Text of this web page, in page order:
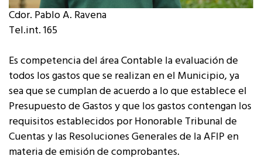
Cdor. Pablo A. Ravena
Tel.int. 165
Es competencia del área Contable la evaluación de
todos los gastos que se realizan en el Municipio, ya
sea que se cumplan de acuerdo a lo que establece el
Presupuesto de Gastos y que los gastos contengan los
requisitos establecidos por Honorable Tribunal de
Cuentas y las Resoluciones Generales de la AFIP en
materia de emisión de comprobantes.